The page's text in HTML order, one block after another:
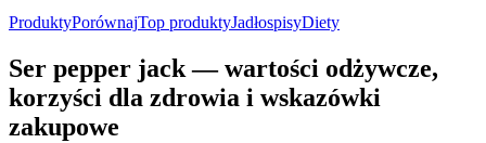
ProduktyPorównajTop produktyJadłospisyDiety
Ser pepper jack — wartości odżywcze,
korzyści dla zdrowia i wskazówki
zakupowe